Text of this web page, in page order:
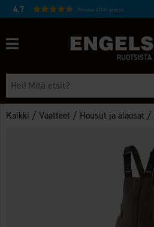
4.7 Perustuu 27231 ääneen
RUOTSISTA
Kaikki /Vaatteet / Housut ja alaosat /